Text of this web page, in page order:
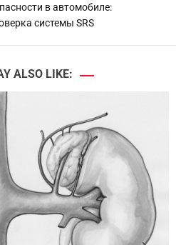
в автомобиле:
системы SRS
ALSO LIKE: